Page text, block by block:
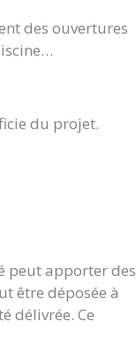
des ouvertures
du projet.
peut apporter des
être déposée à
délivrée. Ce